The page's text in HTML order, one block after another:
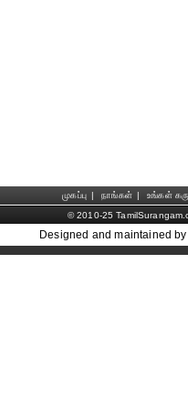
முகப்பு | நாங்கள் | உங்கள்
© 2010-25
Designed and maintained